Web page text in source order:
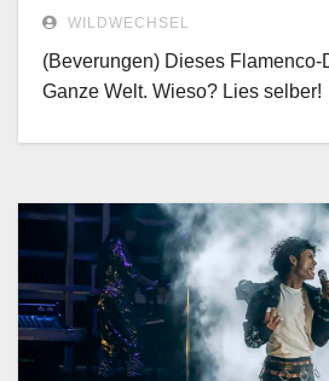
WILDWECHSEL
(Beverungen) Dieses Flamenco-
Ganze Welt. Wieso? Lies selber!